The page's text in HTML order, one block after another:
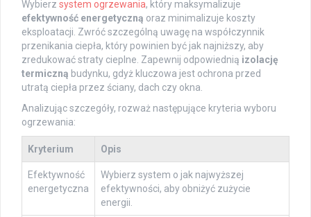
Wybierz system ogrzewania, który maksymalizuje
efektywność energetyczną oraz minimalizuje koszty
eksploatacji. Zwróć szczególną uwagę na współczynnik
przenikania ciepła, który powinien być jak najniższy, aby
zredukować straty cieplne. Zapewnij odpowiednią izolację
termiczną budynku, gdyż kluczowa jest ochrona przed
utratą ciepła przez ściany, dach czy okna.
Analizując szczegóły, rozważ następujące kryteria wyboru
ogrzewania:
Kryterium Opis
Efektywność
energetyczna
Wybierz system o jak najwyższej
efektywności, aby obniżyć zużycie
energii.